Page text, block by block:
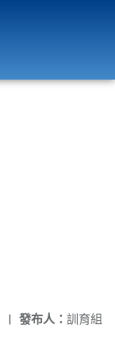
發布人： 訓育組
|